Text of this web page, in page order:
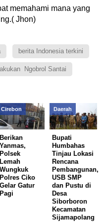
memahami mana yang
Jhon)
berita Indonesia terkini
Ngobrol Santai
Cirebon
Berikan
Yanmas,
Polsek
Lemah
Wungkuk
Polres Ciko
Gelar Gatur
Pagi
Daerah
Bupati
Humbahas
Tinjau Lokasi
Rencana
Pembangunan,
USB SMP
dan Pustu di
Desa
Siborboron
Kecamatan
Sijamapolang